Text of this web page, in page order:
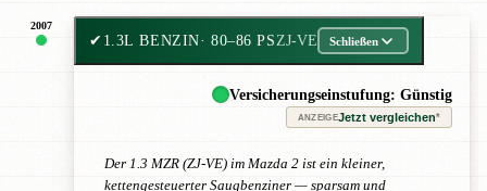
2007
✔ 1.3L BENZIN· 80–86 PS ZJ-VE Schließen
Versicherungseinstufung: Günstig
ANZEIGEJetzt vergleichen*
Der 1.3 MZR (ZJ-VE) im Mazda 2 ist ein kleiner,
kettengesteuerter Saugbenziner — sparsam und